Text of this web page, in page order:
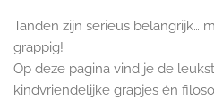
Tanden zijn serieus belangrijk…
grappig!
Op deze pagina vind je de
kindvriendelijke grapjes én